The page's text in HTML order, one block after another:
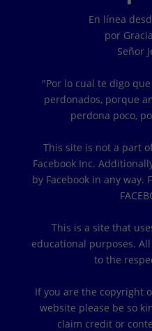
En línea
por
Señor
"Por lo cual te digo
perdonados, porque
perdona poco,
This site is not a part
Facebook Inc.
by Facebook in any way.
This is a site that
educational purposes.
to the
If you are the copyright
website please be so
claim credit or